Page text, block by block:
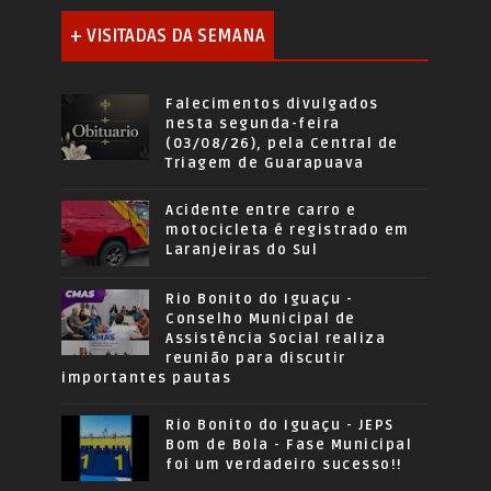
+ VISITADAS DA SEMANA
Falecimentos divulgados
nesta segunda-feira
(03/08/26), pela Central de
Triagem de Guarapuava
Acidente entre carro e
motocicleta é registrado em
Laranjeiras do Sul
Rio Bonito do Iguaçu -
Conselho Municipal de
Assistência Social realiza
reunião para discutir
importantes pautas
Rio Bonito do Iguaçu - JEPS
Bom de Bola - Fase Municipal
foi um verdadeiro sucesso!!